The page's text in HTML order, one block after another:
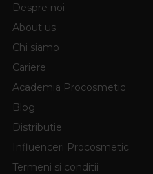
Despre noi
About us
Chi siamo
Cariere
Academia Procosmetic
Blog
Distributie
Influenceri Procosmetic
Termeni si conditii